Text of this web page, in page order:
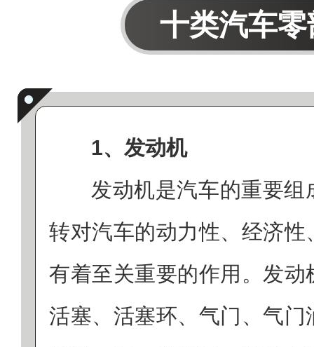
十类汽车
1、发动机
发动机是汽车的重要组
转对汽车的动力性、经济性
有着至关重要的作用。发动
活塞、活塞环、气门、气门